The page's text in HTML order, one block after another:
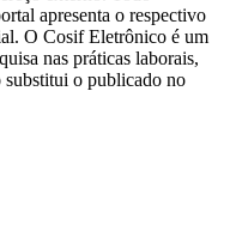
apresenta o respectivo
O Cosif Eletrônico é um
nas práticas laborais,
o publicado no